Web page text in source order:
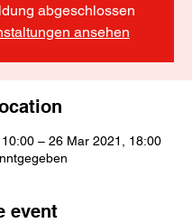
abgeschlossen
ansehen
– 26 Mar 2021, 18:00
event